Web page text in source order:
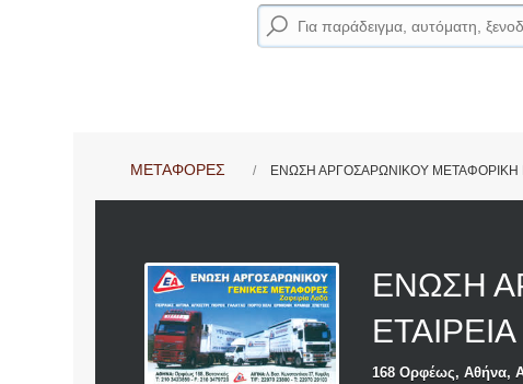
ΜΕΤΑΦΟΡΕΣ ΕΝΩΣΗ ΑΡΓΟΣΑΡΩΝΙΚΟΥ ΜΕΤΑΦΟΡΙΚΗ
ΕΝΩΣΗ
168 Ορφέως, Αθήνα,